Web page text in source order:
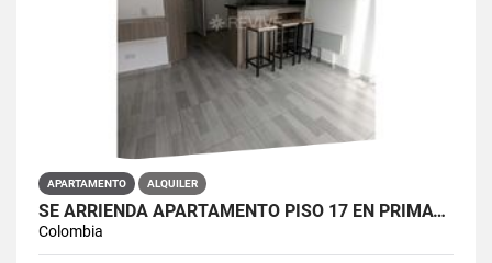
APARTAMENTO ALQUILER
SE ARRIENDA APARTAMENTO PISO 17 EN PRIMAVERA 6-39 PUENTE ARANDA
Colombia